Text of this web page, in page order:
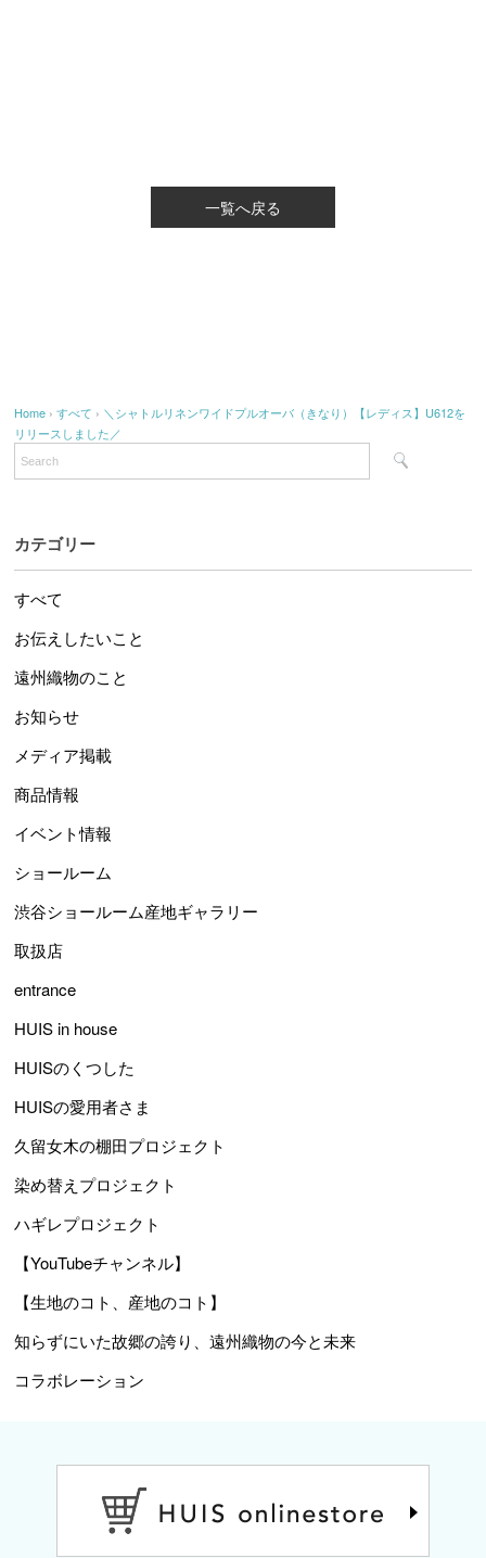
一覧へ戻る
Home ›すべて › ＼シャトルリネンワイドプルオーバ（きなり）【レディス】U612を
リリースしました／
カテゴリー
すべて
お伝えしたいこと
遠州織物のこと
お知らせ
メディア掲載
商品情報
イベント情報
ショールーム
渋谷ショールーム産地ギャラリー
取扱店
entrance
HUIS in house
HUISのくつした
HUISの愛用者さま
久留女木の棚田プロジェクト
染め替えプロジェクト
ハギレプロジェクト
【YouTubeチャンネル】
【生地のコト、産地のコト】
知らずにいた故郷の誇り、遠州織物の今と未来
コラボレーション